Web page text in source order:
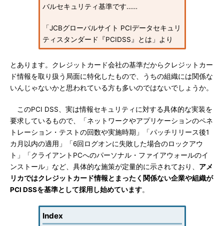
バルセキュリティ基準です……
「JCBグローバルサイト PCIデータセキュリ
ティスタンダード『PCIDSS』とは」より
とあります。クレジットカード会社の基準だからクレジットカー
ド情報を取り扱う局面に特化したもので、うちの組織には関係な
いんじゃないかと思われている方も多いのではないでしょうか。
このPCI DSS、実は情報セキュリティに対する具体的な実装を
要求しているもので、「ネットワークやアプリケーションのペネ
トレーション・テストの回数や実施時期」「パッチリリース後1
カ月以内の適用」「6回ログオンに失敗した場合のロックアウ
ト」「クライアントPCへのパーソナル・ファイアウォールのイ
ンストール」など、具体的な施策が定量的に示されており、 アメ
リカではクレジットカード情報とまったく関係ない企業や組織が
PCI DSSを基準として採用し始めています。
Index